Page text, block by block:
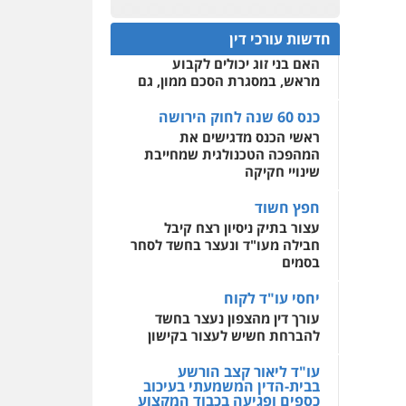
דיני צבא
שחר מנדלמן, שלומציון
גבאי מנדלמן – משרד
עורכי דין
פלילי התמחות בייצוג
בעבירות מין
עו"ד מוחמד סביחאת
פלילי תעבורה פשיעה
0525077716
עו"ד יניב זוסמן
חמורה מעצרים וחקירות
0525199949
0522508109
אחסון אתרים
מהירות הגנה גיבוי
לעורכי דין
מרכז התחלה חדשה
שירותים מקצועיים לעורכי
דין
0544500346
חדשות עורכי דין
המתח שבין חוק יחסי ממון
לבין חוק הירושה
האם בני זוג יכולים לקבוע
מראש, במסגרת הסכם ממון, גם
כנס 60 שנה לחוק הירושה
ראשי הכנס מדגישים את
המהפכה הטכנולגית שמחייבת
שינויי חקיקה
חפץ חשוד
עצור בתיק ניסיון רצח קיבל
חבילה מעו"ד ונעצר בחשד לסחר
בסמים
יחסי עו"ד לקוח
עורך דין מהצפון נעצר בחשד
להברחת חשיש לעצור בקישון
עו"ד ליאור קצב הורשע
בבית-הדין המשמעתי בעיכוב
כספים ופגיעה בכבוד המקצוע